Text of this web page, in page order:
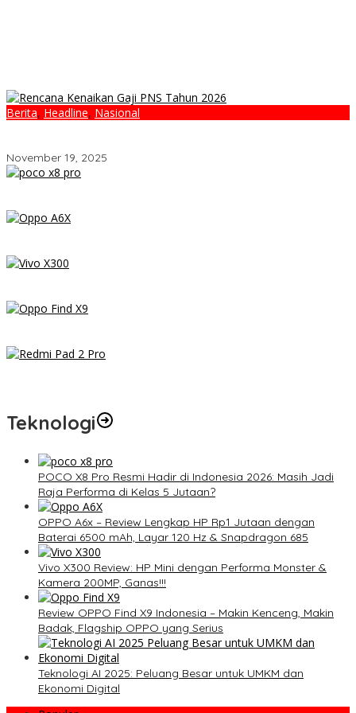
Berita, Headline, Nasional
November 19, 2025
Teknologi
POCO X8 Pro Resmi Hadir di Indonesia 2026: Masih Jadi
Raja Performa di Kelas 5 Jutaan?
OPPO A6x – Review Lengkap HP Rp1 Jutaan dengan
Baterai 6500 mAh, Layar 120 Hz & Snapdragon 685
Vivo X300 Review: HP Mini dengan Performa Monster &
Kamera 200MP, Ganas!!!
Review OPPO Find X9 Indonesia – Makin Kenceng, Makin
Badak, Flagship OPPO yang Serius
Teknologi AI 2025: Peluang Besar untuk UMKM dan
Ekonomi Digital